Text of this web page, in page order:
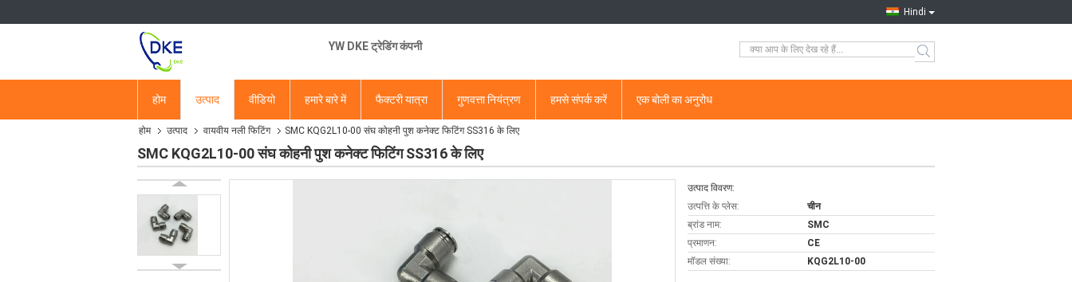
Hindi
YW DKE ट्रेडिंग कंपनी
होम उत्पाद वीडियो हमारे बारे में फैक्टरी यात्रा गुणवत्ता नियंत्रण हमसे संपर्क करें एक बोली का अनुरोध
होम उत्पाद वायवीय नली फिटिंग SMC KQG2L10-00 संघ कोहनी पुश कनेक्ट फिटिंग SS316 के लिए
SMC KQG2L10-00 संघ कोहनी पुश कनेक्ट फिटिंग SS316 के लिए
उत्पाद विवरण:
उत्पत्ति के प्लेस:
चीन
ब्रांड नाम:
SMC
प्रमाणन:
CE
मॉडल संख्या:
KQG2L10-00